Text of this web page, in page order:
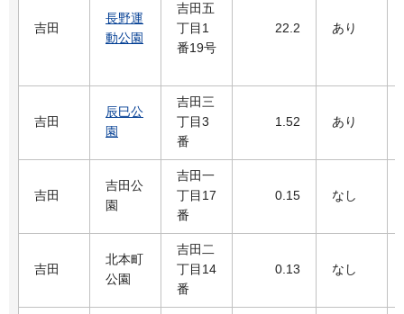
吉田
長野運
動公園
吉田五
丁目1
番19号
22.2 あり
吉田
辰巳公
園
吉田三
丁目3
番
1.52 あり
吉田
吉田公
園
吉田一
丁目17
番
0.15 なし
吉田
北本町
公園
吉田二
丁目14
番
0.13 なし